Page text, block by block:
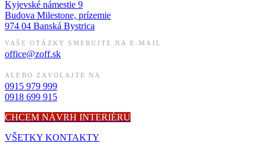
Kyjevské námestie 9
Budova Milestone, prízemie
974 04 Banská Bystrica
VAŠE OTÁZKY SMERUJTE NA E-MAIL
office@zoff.sk
ALEBO ZAVOLAJTE NA
0915 979 999
0918 699 915
CHCEM NÁVRH INTERIÉRU
VŠETKY KONTAKTY